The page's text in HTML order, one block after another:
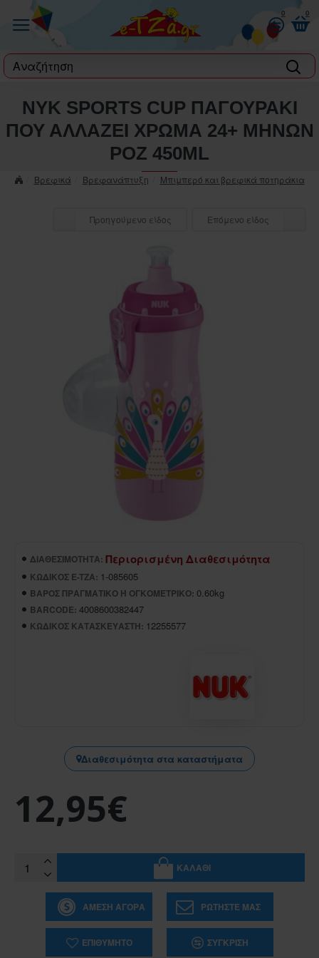
0 0
label
Βρεφικά Βρεφανάπτυξη Μπιμπερό και βρεφικά ποτηράκια
NYK SPORTS CUP ΠΑΓΟΥΡΑΚΙ
ΠΟΥ ΑΛΛΑΖΕΙ ΧΡΩΜΑ 24+ ΜΗΝΩΝ
ΡΟΖ 450ML
Προηγούμενο είδος Επόμενο είδος
ΔΙΑΘΕΣΙΜΌΤΗΤΑ: Περιορισμένη Διαθεσιμότητα
ΚΩΔΙΚΌΣ E-TZA: 1-085605
ΒΆΡΟΣ ΠΡΑΓΜΑΤΙΚΌ Ή ΟΓΚΟΜΕΤΡΙΚΌ: 0.60kg
BARCODE: 4008600382447
ΚΩΔΙΚΌΣ ΚΑΤΑΣΚΕΥΑΣΤΉ: 12255577
Διαθεσιμότητα στα καταστήματα
12,95€
ΚΑΛΆΘΙ
ΆΜΕΣΗ ΑΓΟΡΆ ΡΩΤΉΣΤΕ ΜΑΣ
ΕΠΙΘΥΜΗΤΌ ΣΎΓΚΡΙΣΗ